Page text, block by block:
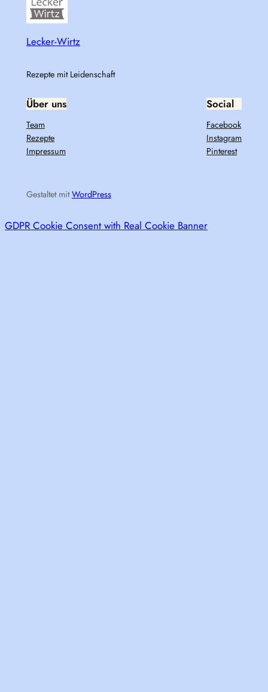
Lecker-Wirtz
Rezepte mit Leidenschaft
Über uns
Team
Rezepte
Impressum
Social
Facebook
Instagram
Pinterest
Gestaltet mitWordPress
GDPR Cookie Consent with Real Cookie Banner